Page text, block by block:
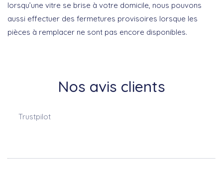
lorsqu’une vitre se brise à votre domicile, nous pouvons
aussi effectuer des fermetures provisoires lorsque les
pièces à remplacer ne sont pas encore disponibles.
Nos avis clients
Trustpilot